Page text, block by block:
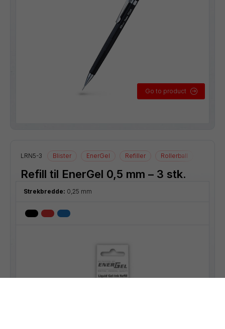
Go to product
LRN5-3 Blister EnerGel Refiller Rollerball
Refill til EnerGel 0,5 mm – 3 stk.
Strekbredde: 0,25 mm